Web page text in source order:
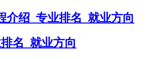
介绍_专业排名_就业方向
名_就业方向